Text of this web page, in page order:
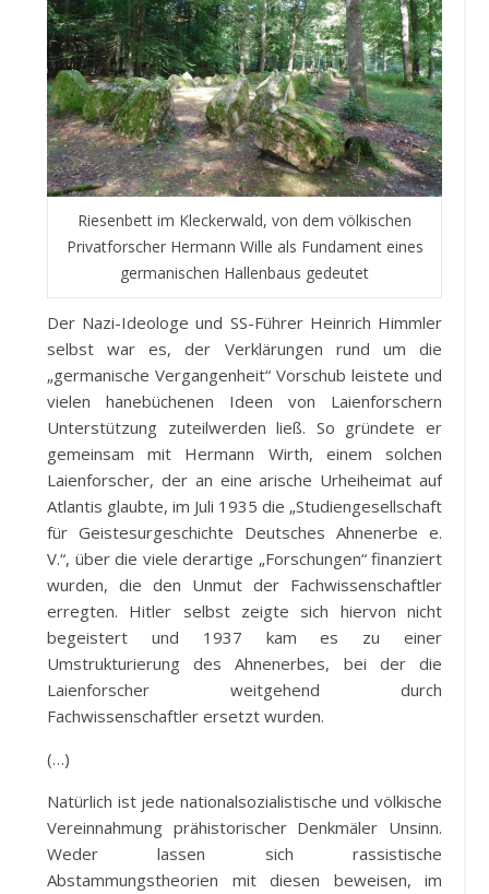
Riesenbett im Kleckerwald, von dem völkischen
Privatforscher Hermann Wille als Fundament eines
germanischen Hallenbaus gedeutet
Der Nazi-Ideologe und SS-Führer Heinrich Himmler
selbst war es, der Verklärungen rund um die
„germanische Vergangenheit“ Vorschub leistete und
vielen hanebüchenen Ideen von Laienforschern
Unterstützung zuteilwerden ließ. So gründete er
gemeinsam mit Hermann Wirth, einem solchen
Laienforscher, der an eine arische Urheiheimat auf
Atlantis glaubte, im Juli 1935 die „Studiengesellschaft
für Geistesurgeschichte Deutsches Ahnenerbe e.
V.“, über die viele derartige „Forschungen“ finanziert
wurden, die den Unmut der Fachwissenschaftler
erregten. Hitler selbst zeigte sich hiervon nicht
begeistert und 1937 kam es zu einer
Umstrukturierung des Ahnenerbes, bei der die
Laienforscher weitgehend durch
Fachwissenschaftler ersetzt wurden.
(…)
Natürlich ist jede nationalsozialistische und völkische
Vereinnahmung prähistorischer Denkmäler Unsinn.
Weder lassen sich rassistische
Abstammungstheorien mit diesen beweisen, im